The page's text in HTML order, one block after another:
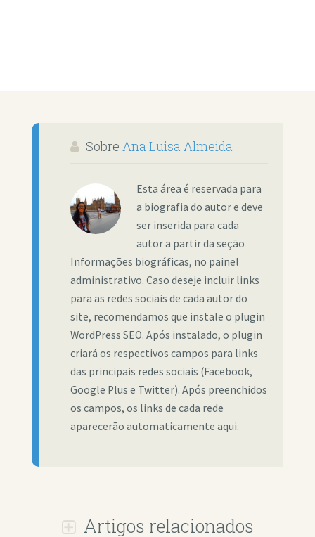
Sobre Ana Luisa Almeida
Esta área é reservada para
a biografia do autor e deve
ser inserida para cada
autor a partir da seção
Informações biográficas, no painel
administrativo. Caso deseje incluir links
para as redes sociais de cada autor do
site, recomendamos que instale o plugin
WordPress SEO. Após instalado, o plugin
criará os respectivos campos para links
das principais redes sociais (Facebook,
Google Plus e Twitter). Após preenchidos
os campos, os links de cada rede
aparecerão automaticamente aqui.
Artigos relacionados